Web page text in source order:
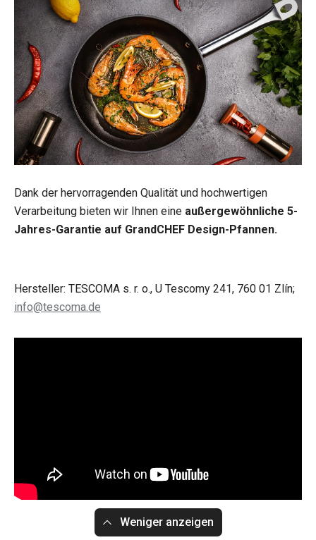
Dank der hervorragenden Qualität und hochwertigen
Verarbeitung bieten wir Ihnen eine außergewöhnliche 5-
Jahres-Garantie auf GrandCHEF Design-Pfannen.
Hersteller: TESCOMA s. r. o., U Tescomy 241, 760 01 Zlín;
info@tescoma.de
Weniger anzeigen